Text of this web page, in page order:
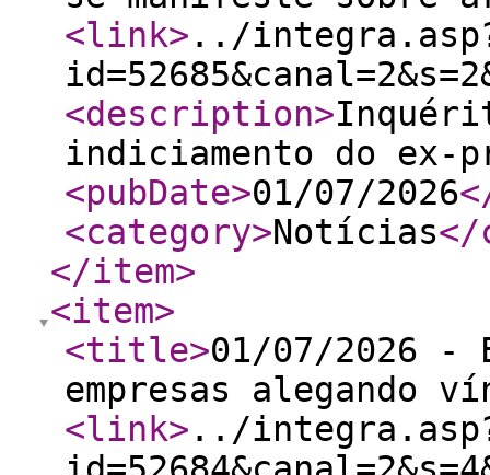
<link> ../
<description>
indiciamento do ex-
<pubDate>01/07/2026
<category>Notícias</
</item>
<item>
<title>01/07/2026 -
empresas alegando
<link> ../